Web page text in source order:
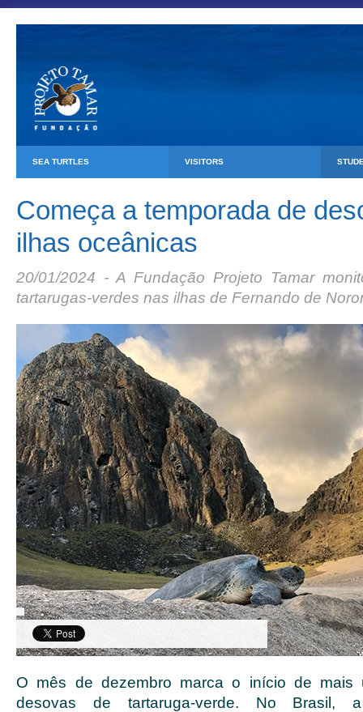
SEA TURTLES VISITORS
Começa a temporada de
ilhas oceânicas
20/01/2024 - A Fundação Projeto Tamar
tartarugas-verdes nas ilhas de Fernando de
O mês de dezembro marca o início de mais
desovas de tartaruga-verde. No Brasil,